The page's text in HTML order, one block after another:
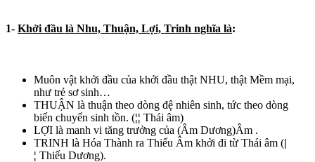
1- Khởi đầu là Nhu, Thuận, Lợi, Trinh nghĩa là:
Muôn vật khởi đầu của khởi đầu thật NHU, thật Mềm mại,
như trẻ sơ sinh…
THUẬN là thuận theo dòng đệ nhiên sinh, tức theo dòng
biến chuyển sinh tồn. (¦¦ Thái âm)
LỢI là manh vi tăng trưởng của (Âm Dương)Âm .
TRINH là Hóa Thành ra Thiếu Âm khởi đi từ Thái âm (|
¦ Thiếu Dương).